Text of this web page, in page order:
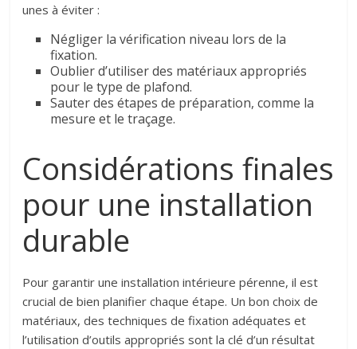
unes à éviter :
Négliger la vérification niveau lors de la
fixation.
Oublier d’utiliser des matériaux appropriés
pour le type de plafond.
Sauter des étapes de préparation, comme la
mesure et le traçage.
Considérations finales
pour une installation
durable
Pour garantir une installation intérieure pérenne, il est
crucial de bien planifier chaque étape. Un bon choix de
matériaux, des techniques de fixation adéquates et
l’utilisation d’outils appropriés sont la clé d’un résultat